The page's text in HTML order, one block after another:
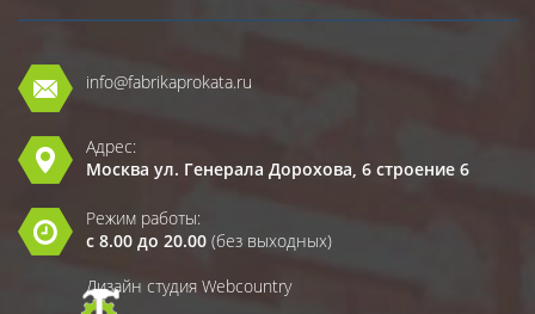
info@fabrikaprokata.ru
Адрес:
Москва ул. Генерала Дорохова, 6 строение 6
Режим работы:
с 8.00 до 20.00 (без выходных)
Дизайн студия Webcountry